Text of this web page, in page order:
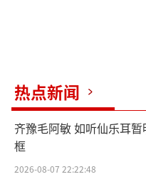
处理，体现家庭协作
部分声音质疑
言），但更多观点
实表达与尊重他人
热点新闻
齐豫毛阿敏 如听仙乐耳
框
2026-08-07 22:22:48